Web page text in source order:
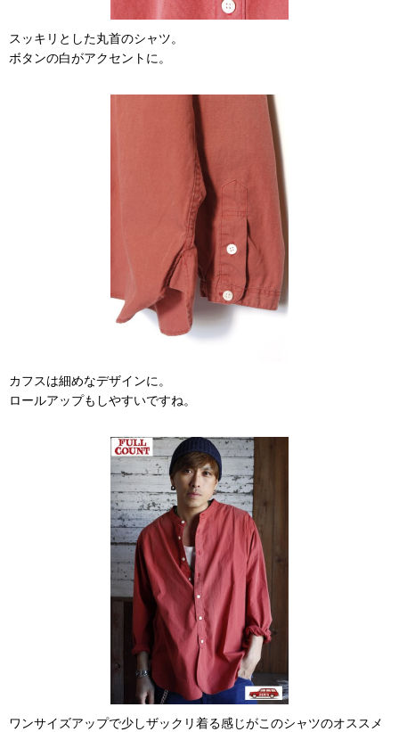
スッキリとした丸首のシャツ。
ボタンの白がアクセントに。
カフスは細めなデザインに。
ロールアップもしやすいですね。
ワンサイズアップで少しザックリ着る感じがこのシャツのオススメ